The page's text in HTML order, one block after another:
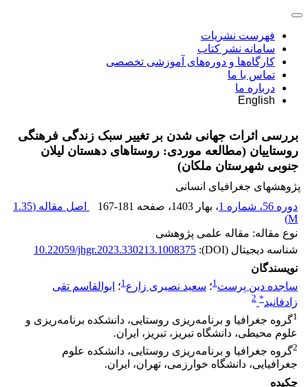
فهرست نشریات
سامانه نشر کتاب
کارگاه‌ها و دوره‌های آموزشی تخصصی
تماس با ما
درباره ما
English
بررسی اثرات جهانی شدن بر تغییر سبک زندگی فرهنگی
روستاییان (مطالعه موردی: روستاهای دهستان لیلان
جنوبی شهرستان ملکان)
پژوهشهای جغرافیای انسانی
دوره 56، شماره 1
، بهار 1403 ، صفحه 167-181 اصل مقاله (1.35
M
)
نوع مقاله: مقاله علمی پژوهشی
شناسه دیجیتال (DOI):
10.22059/jhgr.2023.330213.1008375
نویسندگان
ساجده دین پرست1؛ سعید نصیری زارع1؛ ابوالقاسم تقی
زادفانید*
2
1گروه جغرافیا و برنامه‌ریزی روستایی، دانشکده برنامه‌ریزی و
علوم محیطی، دانشگاه تبریز، تبریز، ایران.
2گروه جغرافیا و برنامه‌ریزی روستایی، دانشکده علوم
جغرافیایی، دانشگاه خوارزمی، تهران، ایران.
چکیده